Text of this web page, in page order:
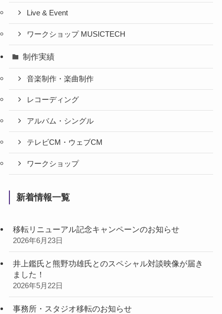
Live & Event
ワークショップ MUSICTECH
制作実績
音楽制作・楽曲制作
レコーディング
アルバム・シングル
テレビCM・ウェブCM
ワークショップ
新着情報一覧
移転リニューアル記念キャンペーンのお知らせ
2026年6月23日
井上鑑氏と熊野功雄氏とのスペシャル対談映像が届き
ました！
2026年5月22日
事務所・スタジオ移転のお知らせ